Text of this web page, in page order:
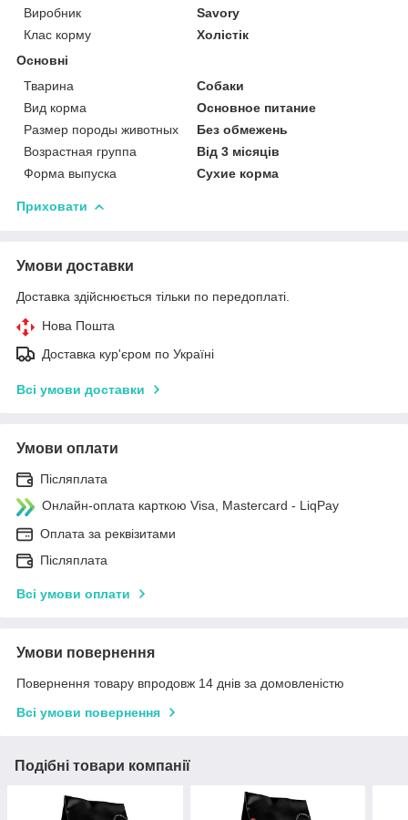
Виробник
Savory
Клас корму
Холістік
Основні
Тварина
Собаки
Вид корма
Основное питание
Размер породы животных
Без обмежень
Возрастная группа
Від 3 місяців
Форма выпуска
Сухие корма
Приховати
Умови доставки
Доставка здійснюється тільки по передоплаті.
Нова Пошта
Доставка кур'єром по Україні
Всі умови доставки
Умови оплати
Післяплата
Онлайн-оплата карткою Visa, Mastercard - LiqPay
Оплата за реквізитами
Післяплата
Всі умови оплати
Умови повернення
Повернення товару впродовж 14 днів за домовленістю
Всі умови повернення
Подібні товари компанії